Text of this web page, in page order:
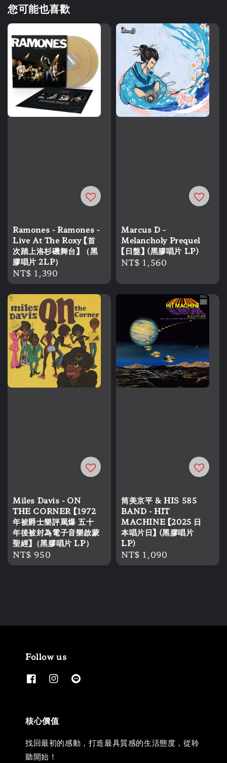
您可能也喜歡
Ramones - Ramones -
Live At The Roxy 【首
次踏上洛杉磯舞台】 （黑
膠唱片 2LP）
Regular
price
NT$ 1,390
Marcus D -
Melancholy Prequel
【日盤】 (黑膠唱片 LP)
Regular
NT$ 1,560
Miles Davis - ON
THE CORNER 【1972
年被爵士樂評罵爆 五十
年後被封為電子音樂啟蒙
聖經】（黑膠唱片 LP）
Regular
price
NT$ 950
筒美京平 & HIS 585
BAND - HIT
MACHINE 【2025 日
本唱片日】 (黑膠唱片
LP)
Regular
price
NT$ 1,090
Follow us
核心價值
找回最初的感動，打造最具質感的生活態度，從聆
聽開始！